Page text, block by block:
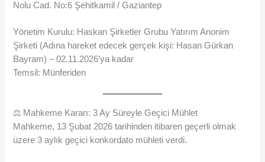
Nolu Cad. No:6 Şehitkamil / Gaziantep
Yönetim Kurulu: Haskan Şirketler Grubu Yatırım Anonim
Şirketi (Adına hareket edecek gerçek kişi: Hasan Gürkan
Bayram) – 02.11.2026’ya kadar
Temsil: Münferiden
⚖️ Mahkeme Kararı: 3 Ay Süreyle Geçici Mühlet
Mahkeme, 13 Şubat 2026 tarihinden itibaren geçerli olmak
üzere 3 aylık geçici konkordato mühleti verdi.